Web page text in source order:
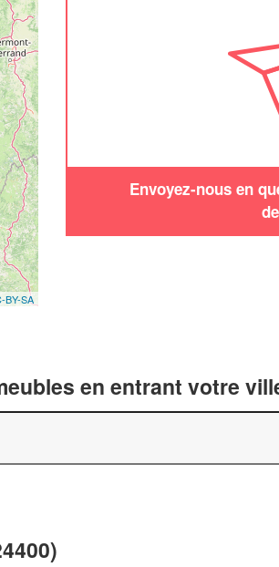
BY-SA
Envoyez-nous en
en entrant votre